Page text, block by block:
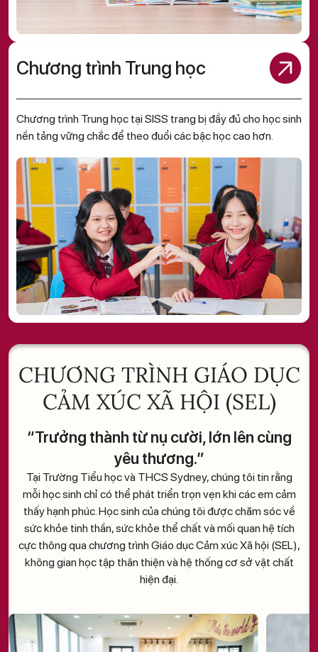
Chương trình Trung học
Chương trình Trung học tại SISS trang bị đầy đủ cho học sinh
nền tảng vững chắc để theo đuổi các bậc học cao hơn.
CHƯƠNG TRÌNH GIÁO DỤC
CẢM XÚC XÃ HỘI (SEL)
“Trưởng thành từ nụ cười, lớn lên cùng
yêu thương.”
Tại Trường Tiểu học và THCS Sydney, chúng tôi tin rằng
mỗi học sinh chỉ có thể phát triển trọn vẹn khi các em cảm
thấy hạnh phúc. Học sinh của chúng tôi được chăm sóc về
sức khỏe tinh thần, sức khỏe thể chất và mối quan hệ tích
cực thông qua chương trình Giáo dục Cảm xúc Xã hội (SEL),
không gian học tập thân thiện và hệ thống cơ sở vật chất
hiện đại.